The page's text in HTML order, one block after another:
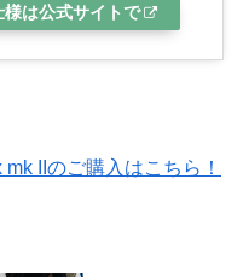
様は公式サイトで
IIのご購入はこちら！